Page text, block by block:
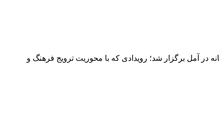
در آمل برگزار شد؛ رویدادی که با محوریت ترویج فرهنگ و